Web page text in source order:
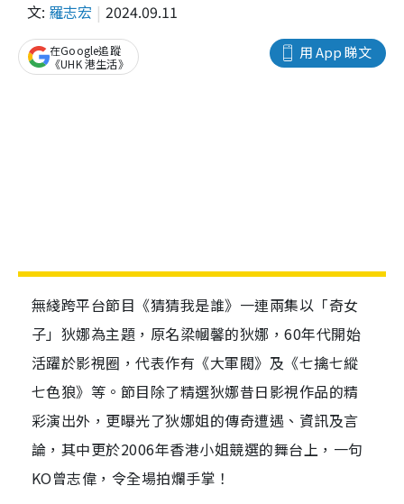
文: 羅志宏 2024.09.11
用 App 睇文
在Google追蹤
《UHK 港生活》
無綫跨平台節目《猜猜我是誰》一連兩集以「奇女
子」狄娜為主題，原名梁幗馨的狄娜，60年代開始
活躍於影視圈，代表作有《大軍閥》及《七擒七縱
七色狼》等。節目除了精選狄娜昔日影視作品的精
彩演出外，更曝光了狄娜姐的傳奇遭遇、資訊及言
論，其中更於2006年香港小姐競選的舞台上，一句
KO曾志偉，令全場拍爛手掌！